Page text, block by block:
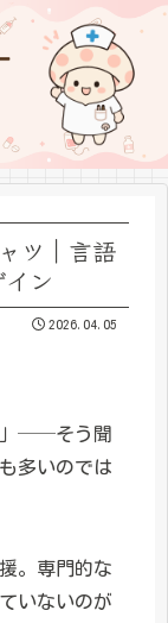
ツ｜言語
ン
2026.04.05
」──そう聞
多いのでは
。専門的な
いないのが